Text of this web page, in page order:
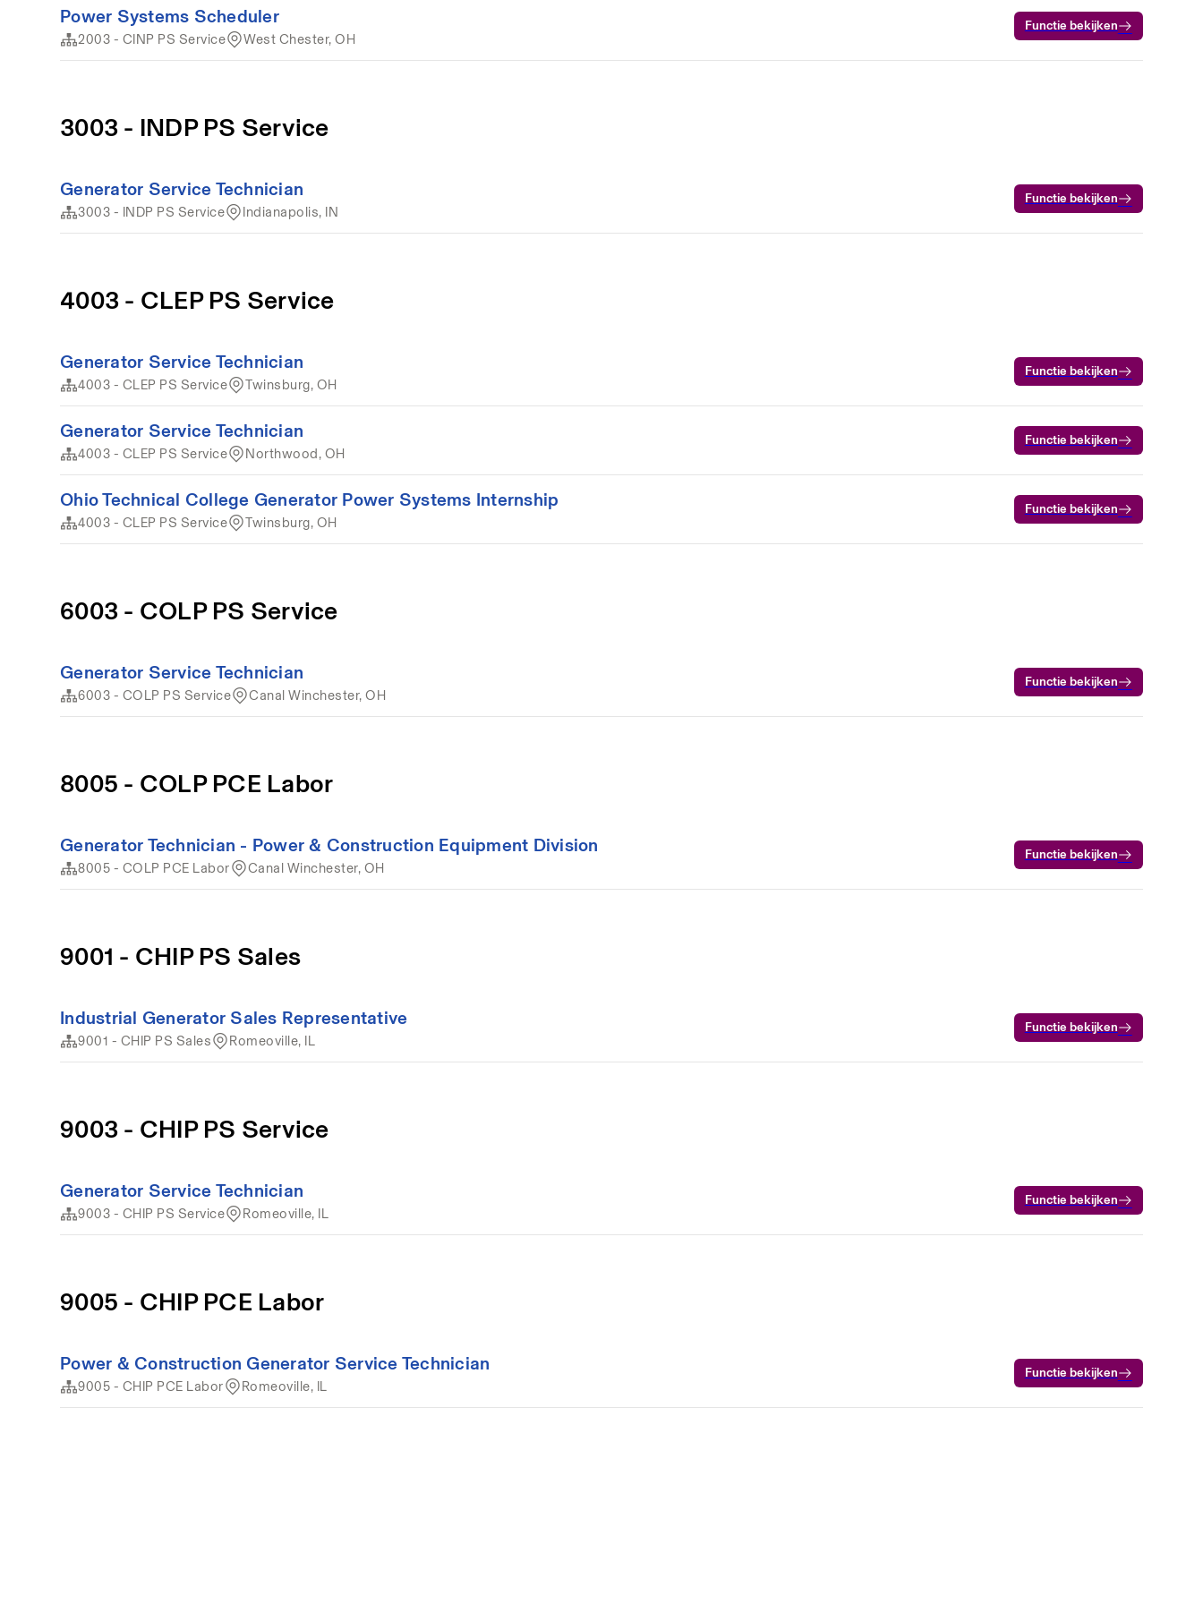
Power Systems Scheduler
2003 - CINP PS Service West Chester, OH
Functie bekijken
3003 - INDP PS Service
Generator Service Technician
3003 - INDP PS Service Indianapolis, IN
Functie bekijken
4003 - CLEP PS Service
Generator Service Technician
4003 - CLEP PS Service Twinsburg, OH
Functie bekijken
Generator Service Technician
4003 - CLEP PS Service Northwood, OH
Functie bekijken
Ohio Technical College Generator Power Systems Internship
4003 - CLEP PS Service Twinsburg, OH
Functie bekijken
6003 - COLP PS Service
Generator Service Technician
6003 - COLP PS Service Canal Winchester, OH
Functie bekijken
8005 - COLP PCE Labor
Generator Technician - Power & Construction Equipment Division
8005 - COLP PCE Labor Canal Winchester, OH
Functie bekijken
9001 - CHIP PS Sales
Industrial Generator Sales Representative
9001 - CHIP PS Sales Romeoville, IL
Functie bekijken
9003 - CHIP PS Service
Generator Service Technician
9003 - CHIP PS Service Romeoville, IL
Functie bekijken
9005 - CHIP PCE Labor
Power & Construction Generator Service Technician
9005 - CHIP PCE Labor Romeoville, IL
Functie bekijken